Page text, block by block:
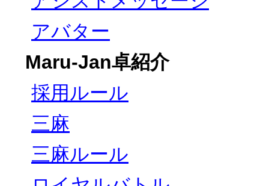
アバター
Maru-Jan卓紹介
採用ルール
三麻
三麻ルール